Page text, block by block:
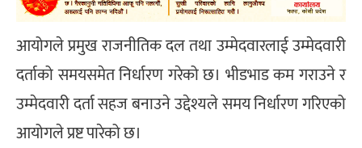
आयोगले प्रमुख राजनीतिक दल तथा उम्मेदवारलाई उम्मेदवारी
दर्ताको समयसमेत निर्धारण गरेको छ। भीडभाड कम गराउने र
उम्मेदवारी दर्ता सहज बनाउने उद्देश्यले समय निर्धारण गरिएको
आयोगले प्रष्ट पारेको छ।